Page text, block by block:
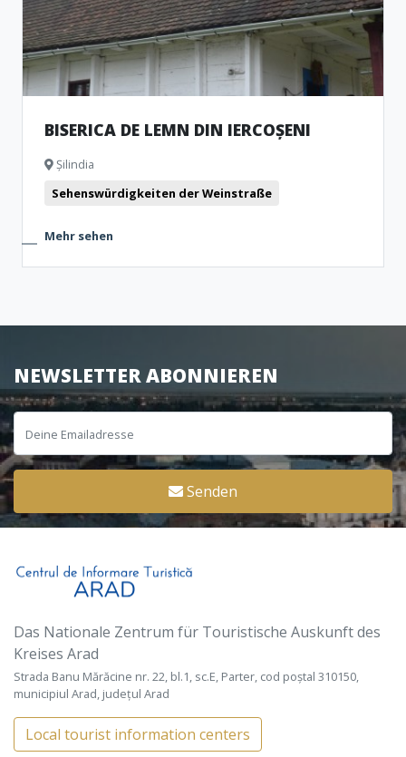
BISERICA DE LEMN DIN IERCOȘENI
Șilindia
Sehenswürdigkeiten der Weinstraße
Mehr sehen
NEWSLETTER ABONNIEREN
Senden
Das Nationale Zentrum für Touristische Auskunft des
Kreises Arad
Strada Banu Mărăcine nr. 22, bl.1, sc.E, Parter, cod poștal 310150,
municipiul Arad, județul Arad
Local tourist information centers